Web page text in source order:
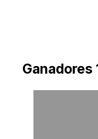
Ganadores